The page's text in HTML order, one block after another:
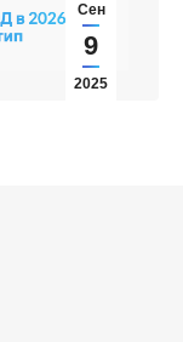
Сен
9
2025